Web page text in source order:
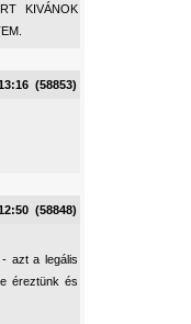
KIVÁNOK
(58853)
(58848)
azt a legális
éreztünk és